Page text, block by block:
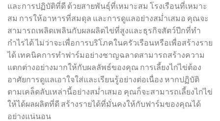
และการปฏิบัติที่ดี ด้วยสายพันธุ์ที่เหมาะสม โรงเรือนที่เหมาะ
สม การให้อาหารที่สมดุล และการดูแลอย่างสม่ำเสมอ คุณจะ
สามารถเพลิดเพลินกับผลผลิตไข่ที่สูงและธุรกิจสัตว์ปีกที่ทำ
กำไรได้ ไม่ว่าจะเพื่อการบริโภคในครัวเรือนหรือเพื่อสร้างราย
ได้ เทคนิคการทำฟาร์มอย่างชาญฉลาดสามารถสร้างความ
แตกต่างอย่างมากให้กับผลลัพธ์ของคุณ การเลี้ยงไก่ไข่ต้อง
อาศัยการดูแลเอาใจใส่และเรียนรู้อย่างต่อเนื่อง หากปฏิบัติ
ตามเคล็ดลับเหล่านี้อย่างสม่ำเสมอ คุณก็จะสามารถเลี้ยงไก่ไข่
ให้ได้ผลผลิตที่ดี สร้างรายได้ที่มั่นคงให้กับฟาร์มของคุณได้
อย่างแน่นอน